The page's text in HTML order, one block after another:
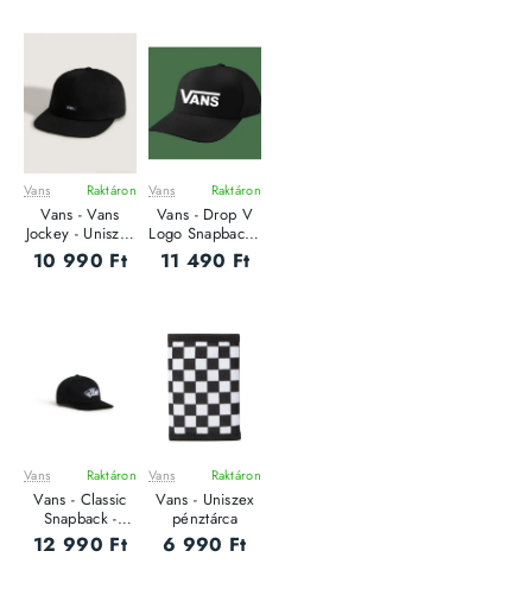
Vans Raktáron
Vans - Vans
Jockey - Uniszex
baseball sapka
10 990 Ft
Vans Raktáron
Vans - Drop V
Logo Snapback -
Uniszex baseball
sapka
11 490 Ft
Vans Raktáron
Vans - Classic
Snapback -
Uniszex baseball
sapka
12 990 Ft
Vans Raktáron
Vans - Uniszex
pénztárca
6 990 Ft